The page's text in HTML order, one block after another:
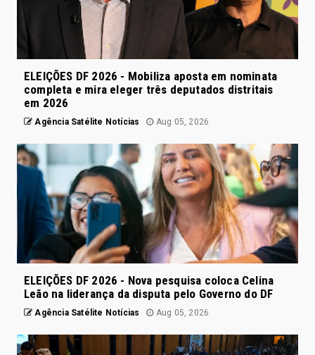
ELEIÇÕES DF 2026 - Mobiliza aposta em nominata
completa e mira eleger três deputados distritais
em 2026
Agência Satélite Notícias Aug 05, 2026
ELEIÇÕES DF 2026 - Nova pesquisa coloca Celina
Leão na liderança da disputa pelo Governo do DF
Agência Satélite Notícias Aug 05, 2026